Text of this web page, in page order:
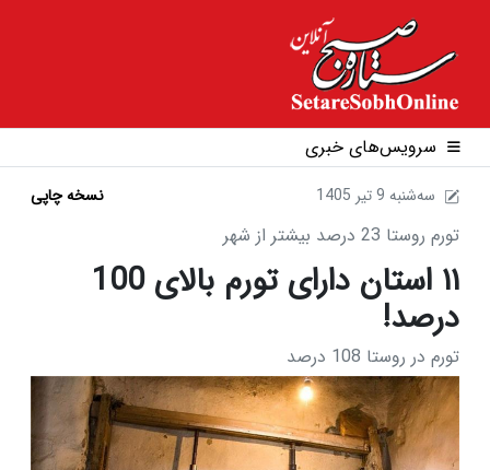
سرویس‌های خبری
1405 سه‌شنبه 9 تير نسخه چاپی
تورم روستا 23 درصد بیشتر از شهر‌
۱۱ استان دارای تورم بالای 100
درصد!
تورم در روستا 108 درصد